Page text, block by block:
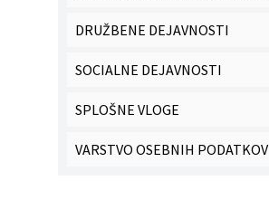
DRUŽBENE DEJAVNOSTI
SOCIALNE DEJAVNOSTI
SPLOŠNE VLOGE
VARSTVO OSEBNIH PODATKOV